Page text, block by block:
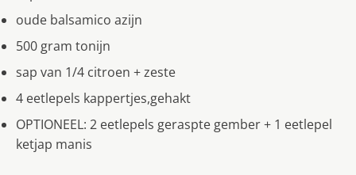
oude balsamico azijn
500 gram tonijn
sap van 1/4 citroen + zeste
4 eetlepels kappertjes,gehakt
OPTIONEEL: 2 eetlepels geraspte gember + 1 eetlepel
ketjap manis